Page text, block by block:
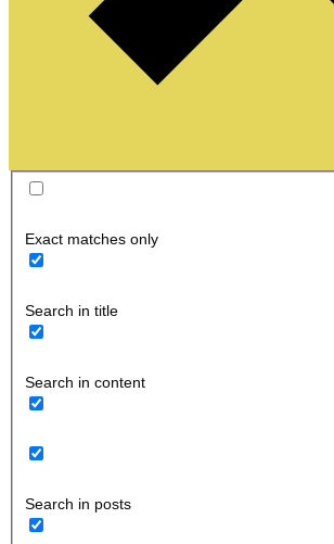
Exact matches only
Search in title
Search in content
Search in posts